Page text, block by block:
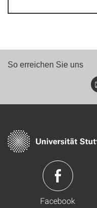
So erreichen Sie uns
Facebook